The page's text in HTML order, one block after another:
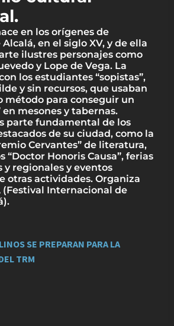
en los orígenes de
en el siglo XV, y de ella
ilustres personajes como
y Lope de Vega. La
los estudiantes “sopistas”,
y sin recursos, que usaban
método para conseguir un
en mesones y tabernas.
parte fundamental de los
de su ciudad, como la
Cervantes” de literatura,
“Doctor Honoris Causa”, ferias
y regionales y eventos
otras actividades. Organiza
(Festival Internacional de
SE PREPARAN PARA LA
TRM